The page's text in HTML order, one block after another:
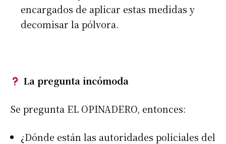
encargados de aplicar estas medidas y
decomisar la pólvora.
La pregunta incómoda
Se pregunta EL OPINADERO, entonces:
¿Dónde están las autoridades policiales del